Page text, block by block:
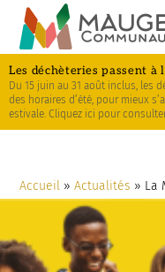
Skip
Aller
navigation
Plan
Les déchèteries passent à
Du 15 juin au 31 août inclus, les
des horaires d’été, pour mieux
estivale. Cliquez ici pour
Accueil »Actualités » La